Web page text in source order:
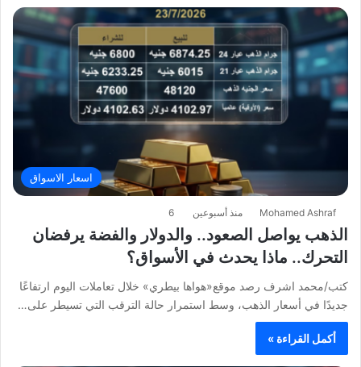
اسعار الاسواق
Mohamed Ashraf منذ أسبوعين 6
الذهب يواصل الصعود.. والدولار والفضة يرفضان
التحرك.. ماذا يحدث في الأسواق؟
كتب/محمد اشرف رصد موقع«هواها بيطري» خلال تعاملات اليوم ارتفاعًا
جديدًا في أسعار الذهب، وسط استمرار حالة الترقب التي تسيطر على…
أكمل القراءة »